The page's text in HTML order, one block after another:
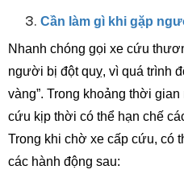
Cần làm gì khi gặp
Nhanh chóng gọi xe cứu
người bị đột quỵ, vì quá trình
vàng”. Trong khoảng thời
cứu kịp thời có thể hạn chế
Trong khi chờ xe cấp cứu, có
các hành động sau: